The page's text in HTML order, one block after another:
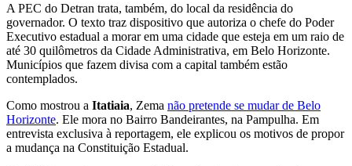
A PEC do Detran trata, também, do local da residência do
governador. O texto traz dispositivo que autoriza o chefe do Poder
Executivo estadual a morar em uma cidade que esteja em um raio de
até 30 quilômetros da Cidade Administrativa, em Belo Horizonte.
Municípios que fazem divisa com a capital também estão
contemplados.
Como mostrou a Itatiaia, Zema não pretende se mudar de Belo
Horizonte. Ele mora no Bairro Bandeirantes, na Pampulha. Em
entrevista exclusiva à reportagem, ele explicou os motivos de propor
a mudança na Constituição Estadual.